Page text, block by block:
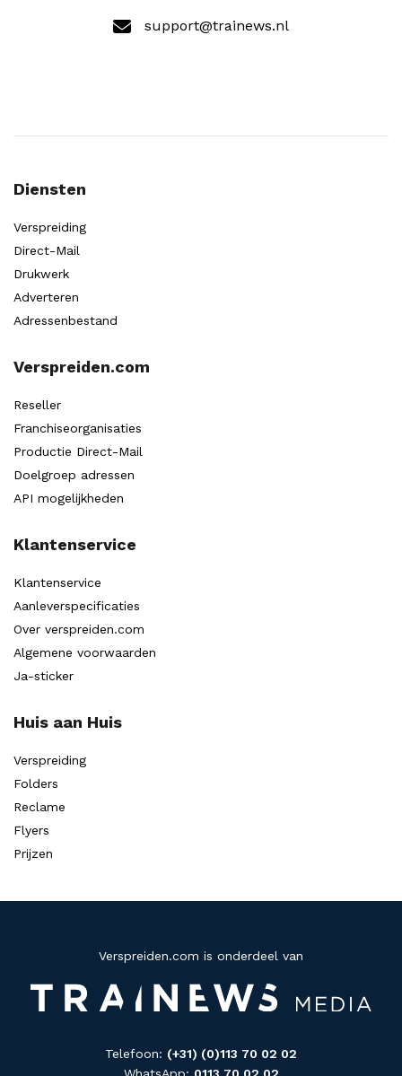
support@trainews.nl
Diensten
Verspreiding
Direct-Mail
Drukwerk
Adverteren
Adressenbestand
Verspreiden.com
Reseller
Franchiseorganisaties
Productie Direct-Mail
Doelgroep adressen
API mogelijkheden
Klantenservice
Klantenservice
Aanleverspecificaties
Over verspreiden.com
Algemene voorwaarden
Ja-sticker
Huis aan Huis
Verspreiding
Folders
Reclame
Flyers
Prijzen
Verspreiden.com is onderdeel van
Telefoon: (+31) (0)113 70 02 02
WhatsApp: 0113 70 02 02